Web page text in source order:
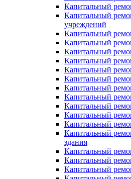
Капитальный
Капитальный
учреждений
Капитальный
Капитальный
Капитальный
Капитальный
Капитальный
Капитальный
Капитальный
Капитальный
Капитальный
Капитальный
Капитальный
Капитальный
здания
Капитальный
Капитальный
Капитальный